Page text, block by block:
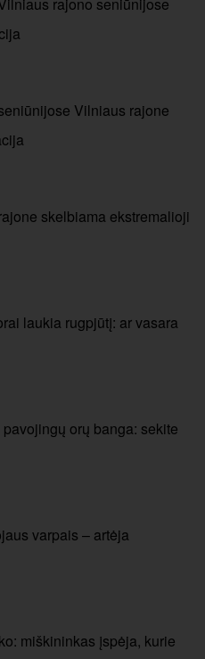
Vilniaus rajone
skelbiama ekstremalioji
laukia rugpjūtį: ar vasara
orų banga: sekite
varpais – artėja
miškininkas įspėja, kurie